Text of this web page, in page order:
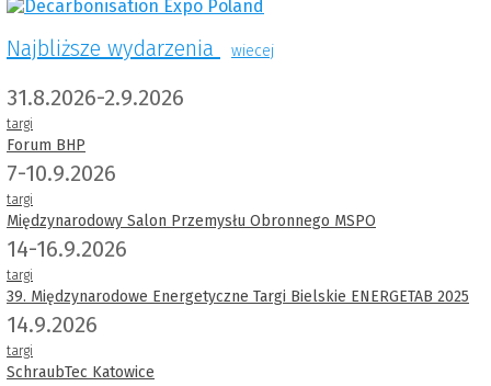
Najbliższe wydarzenia wiecej
31.8.2026-2.9.2026
targi
Forum BHP
7-10.9.2026
targi
Międzynarodowy Salon Przemysłu Obronnego MSPO
14-16.9.2026
targi
39. Międzynarodowe Energetyczne Targi Bielskie ENERGETAB 2025
14.9.2026
targi
SchraubTec Katowice